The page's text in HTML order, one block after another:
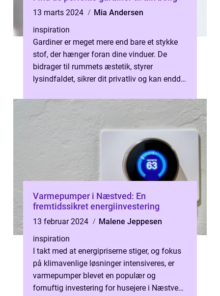
13 marts 2024
Mia Andersen
inspiration
Gardiner er meget mere end bare et stykke
stof, der hænger foran dine vinduer. De
bidrager til rummets æstetik, styrer
lysindfaldet, sikrer dit privatliv og kan endda
Varmepumper i Næstved: En
fremtidssikret energiinvestering
13 februar 2024
Malene Jeppesen
inspiration
I takt med at energipriserne stiger, og fokus
på klimavenlige løsninger intensiveres, er
varmepumper blevet en populær og
fornuftig investering for husejere i Næstved.